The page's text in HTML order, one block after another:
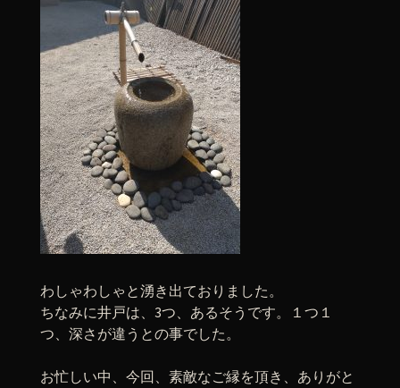
わしゃわしゃと湧き出ておりました。
ちなみに井戸は、3つ、あるそうです。１つ１
つ、深さが違うとの事でした。
お忙しい中、今回、素敵なご縁を頂き、ありがと